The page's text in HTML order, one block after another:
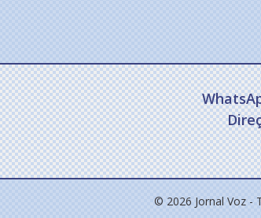
© 2026 Jornal Voz -